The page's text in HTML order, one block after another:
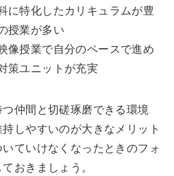
に特化したカリキュラムが豊
授業が多い
像授業で自分のペースで進め
策ユニットが充実
仲間と切磋琢磨できる環境
しやすいのが大きなメリット
ていけなくなったときのフォ
おきましょう。